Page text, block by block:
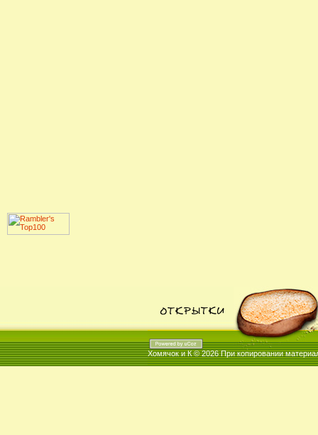
Хомячок и К © 2026При копировании